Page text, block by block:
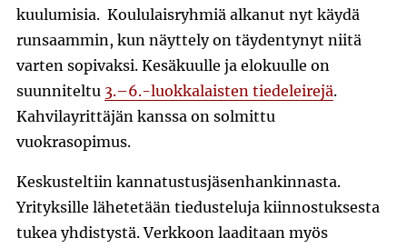
kuulumisia. Koululaisryhmiä alkanut nyt käydä
runsaammin, kun näyttely on täydentynyt niitä
varten sopivaksi. Kesäkuulle ja elokuulle on
suunniteltu 3.–6.-luokkalaisten tiedeleirejä.
Kahvilayrittäjän kanssa on solmittu
vuokrasopimus.
Keskusteltiin kannatustusjäsenhankinnasta.
Yrityksille lähetetään tiedusteluja kiinnostuksesta
tukea yhdistystä. Verkkoon laaditaan myös